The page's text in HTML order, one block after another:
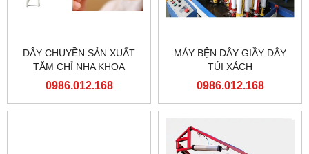
DÂY CHUYỀN SẢN XUẤT
TĂM CHỈ NHA KHOA
0986.012.168
MÁY BỆN DÂY GIẦY DÂY
TÚI XÁCH
0986.012.168